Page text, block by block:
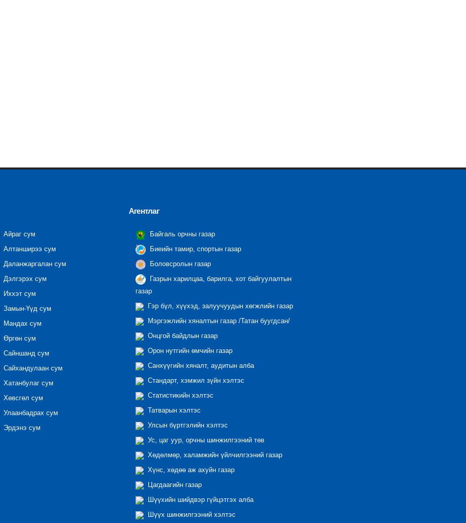
Айраг сум
Алтанширээ сум
Даланжаргалан сум
Дэлгэрэх сум
Иххэт сум
Замын-Үүд сум
Мандах сум
Өргөн сум
Сайншанд сум
Сайхандулаан сум
Хатанбулаг сум
Хөвсгөл сум
Улаанбадрах сум
Эрдэнэ сум
Агентлаг
Байгаль орчны газар
Биеийн тамир, спортын газар
Боловсролын газар
Газрын харилцаа, барилга, хот байгуулалтын
газар
Гэр бүл, хүүхэд, залуучуудын хөгжлийн газар
Мэргэжлийн хяналтын газар /Татан буугдсан/
Онцгой байдлын газар
Орон нутгийн өмчийн газар
Санхүүгийн хяналт, аудитын алба
Стандарт, хэмжил зүйн хэлтэс
Статистикийн хэлтэс
Татварын хэлтэс
Улсын бүртгэлийн хэлтэс
Ус, цаг уур, орчны шинжилгээний төв
Хөдөлмөр, халамжийн үйлчилгээний газар
Хүнс, хөдөө аж ахуйн газар
Цагдаагийн газар
Шүүхийн шийдвэр гүйцэтгэх алба
Шүүх шинжилгээний хэлтэс